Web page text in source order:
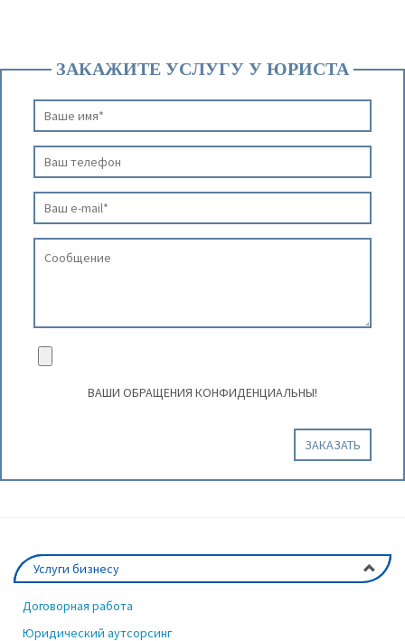
ЗАКАЖИТЕ УСЛУГУ У ЮРИСТА
ВАШИ ОБРАЩЕНИЯ КОНФИДЕНЦИАЛЬНЫ!
ЗАКАЗАТЬ
Услуги бизнесу
Договорная работа
Юридический аутсорсинг